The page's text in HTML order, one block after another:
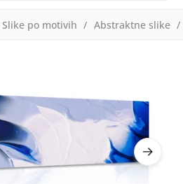
Slike po motivih Abstraktne slike